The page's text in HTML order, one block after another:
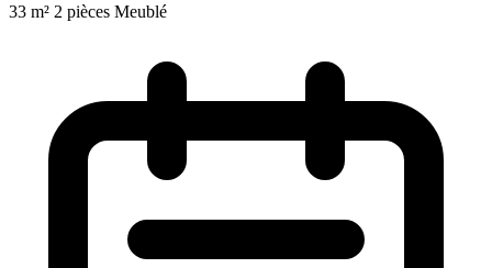
33 m² 2 pièces Meublé